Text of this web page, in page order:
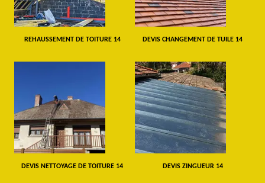
REHAUSSEMENT DE TOITURE 14 DEVIS CHANGEMENT DE TUILE 14
DEVIS NETTOYAGE DE TOITURE 14 DEVIS ZINGUEUR 14